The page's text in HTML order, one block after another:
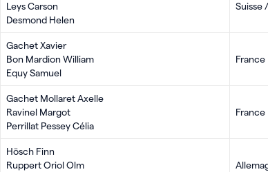
Leys Carson
Desmond Helen
Suisse
Gachet Xavier
Bon Mardion William
Equy Samuel
France
Gachet Mollaret Axelle
Ravinel Margot
Perrillat Pessey Célia
France
Hösch Finn
Ruppert Oriol Olm